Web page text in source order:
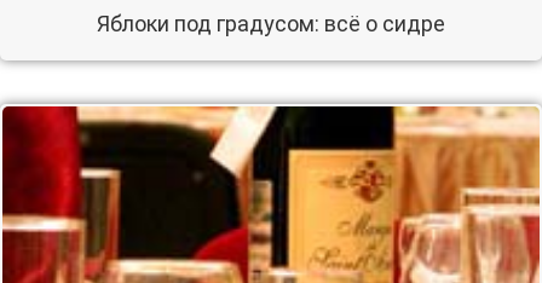
Яблоки под градусом: всё о сидре